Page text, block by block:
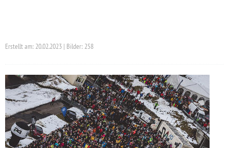
Erstellt am: 20.02.2023 | Bilder: 258